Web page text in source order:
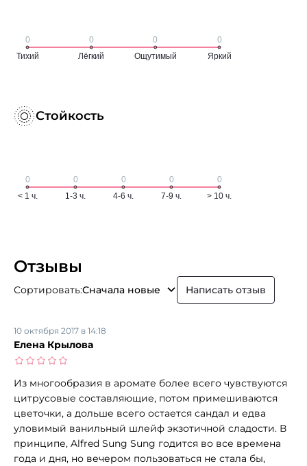
Стойкость
Отзывы
Сортировать:Сначала новые Написать отзыв
Елена Крылова
10 октября 2017 в 14:18
Из многообразия в аромате более всего чувствуются
цитрусовые составляющие, потом примешиваются
цветочки, а дольше всего остается сандал и едва
уловимый ванильный шлейф экзотичной сладости. В
принципе, Alfred Sung Sung годится во все времена
года и дня, но вечером пользоваться не стала бы,